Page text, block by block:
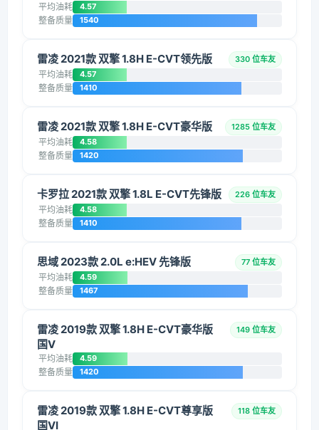
平均油耗 4.57
整备质量 1540
雷凌 2021款 双擎 1.8H E-CVT领先版 330 位车友
平均油耗 4.57
整备质量 1410
雷凌 2021款 双擎 1.8H E-CVT豪华版 1285 位车友
平均油耗 4.58
整备质量 1420
卡罗拉 2021款 双擎 1.8L E-CVT先锋版 226 位车友
平均油耗 4.58
整备质量 1410
思域 2023款 2.0L e:HEV 先锋版 77 位车友
平均油耗 4.59
整备质量 1467
雷凌 2019款 双擎 1.8H E-CVT豪华版
国V
149 位车友
平均油耗 4.59
整备质量 1420
雷凌 2019款 双擎 1.8H E-CVT尊享版
国VI
118 位车友